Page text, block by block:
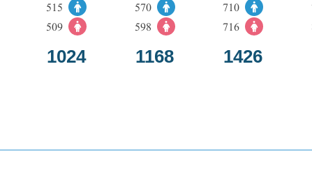
710
716
1426
570
1168
515
509
1024